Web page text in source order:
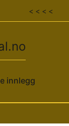
< < < <
innlegg